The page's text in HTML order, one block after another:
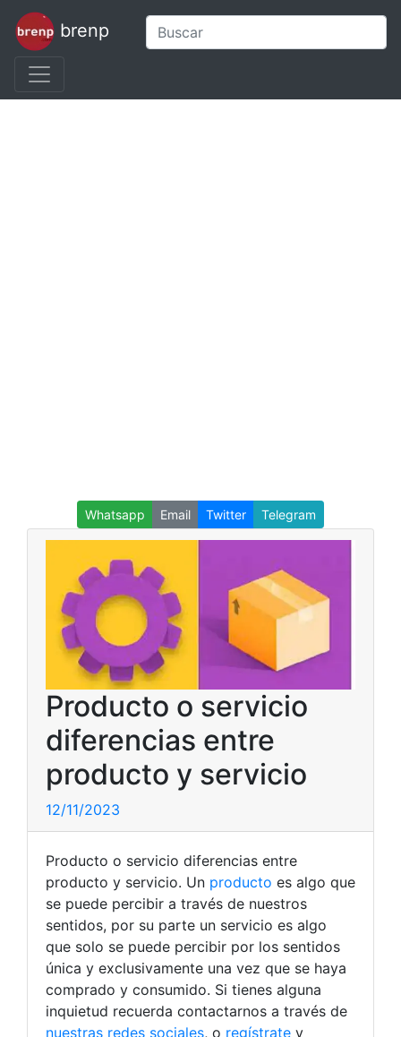
brenp
Whatsapp Email Twitter Telegram
Producto o servicio
diferencias entre
producto y servicio
12/11/2023
Producto o servicio diferencias entre
producto y servicio. Un producto es algo que
se puede percibir a través de nuestros
sentidos, por su parte un servicio es algo
que solo se puede percibir por los sentidos
única y exclusivamente una vez que se haya
comprado y consumido. Si tienes alguna
inquietud recuerda contactarnos a través de
nuestras redes sociales, o regístrate y